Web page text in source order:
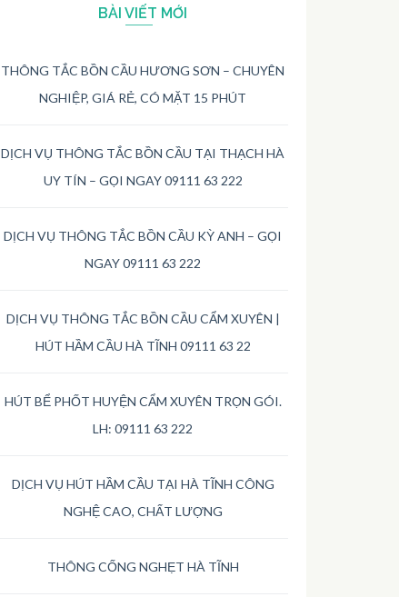
BÀI VIẾT MỚI
THÔNG TẮC BỒN CẦU HƯƠNG SƠN – CHUYÊN
NGHIỆP, GIÁ RẺ, CÓ MẶT 15 PHÚT
DỊCH VỤ THÔNG TẮC BỒN CẦU TẠI THẠCH HÀ
UY TÍN – GỌI NGAY 09111 63 222
DỊCH VỤ THÔNG TẮC BỒN CẦU KỲ ANH – GỌI
NGAY 09111 63 222
DỊCH VỤ THÔNG TẮC BỒN CẦU CẨM XUYÊN |
HÚT HẦM CẦU HÀ TĨNH 09111 63 22
HÚT BỂ PHỐT HUYỆN CẨM XUYÊN TRỌN GÓI.
LH: 09111 63 222
DỊCH VỤ HÚT HẦM CẦU TẠI HÀ TĨNH CÔNG
NGHỆ CAO, CHẤT LƯỢNG
THÔNG CỐNG NGHẸT HÀ TĨNH